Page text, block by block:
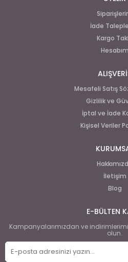
İade
Kargo
Hesabım
Mesafeli Satış
Gizlilik ve
İptal ve İade
Kişisel Veriler
İletişim
Blog
E-BÜLTEN
Kampanyalarımızdan ve
olun.